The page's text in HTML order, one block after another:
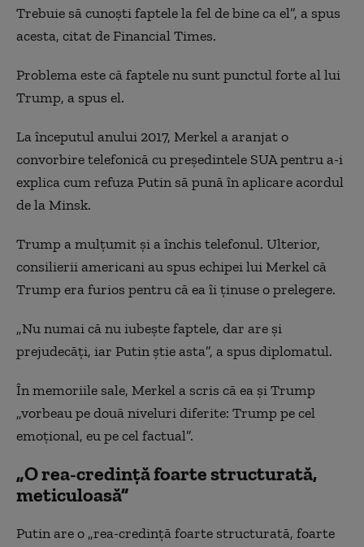
Trebuie să cunoști faptele la fel de bine ca el”, a spus
acesta, citat de Financial Times.
Problema este că faptele nu sunt punctul forte al lui
Trump, a spus el.
La începutul anului 2017, Merkel a aranjat o
convorbire telefonică cu președintele SUA pentru a-i
explica cum refuza Putin să pună în aplicare acordul
de la Minsk.
Trump a mulțumit și a închis telefonul. Ulterior,
consilierii americani au spus echipei lui Merkel că
Trump era furios pentru că ea îi ținuse o prelegere.
„Nu numai că nu iubește faptele, dar are și
prejudecăți, iar Putin știe asta”, a spus diplomatul.
În memoriile sale, Merkel a scris că ea și Trump
„vorbeau pe două niveluri diferite: Trump pe cel
emoțional, eu pe cel factual”.
„O rea-credință foarte structurată,
meticuloasă”
Putin are o „rea-credință foarte structurată, foarte